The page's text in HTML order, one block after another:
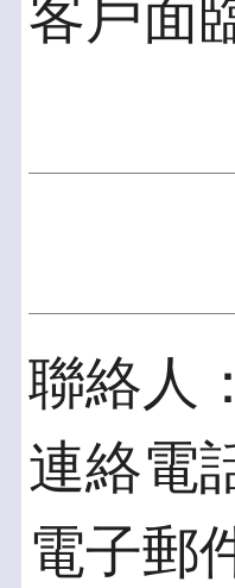
客戶面
聯絡人
連絡電
電子郵